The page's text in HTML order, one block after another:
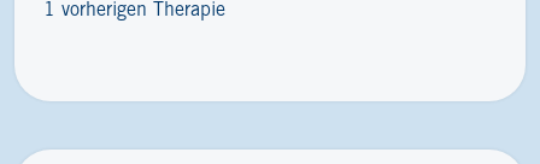
1 vorherigen Therapie